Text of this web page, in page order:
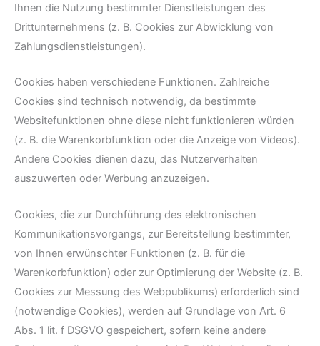
Ihnen die Nutzung bestimmter Dienstleistungen des
Drittunternehmens (z. B. Cookies zur Abwicklung von
Zahlungsdienstleistungen).
Cookies haben verschiedene Funktionen. Zahlreiche
Cookies sind technisch notwendig, da bestimmte
Websitefunktionen ohne diese nicht funktionieren würden
(z. B. die Warenkorbfunktion oder die Anzeige von Videos).
Andere Cookies dienen dazu, das Nutzerverhalten
auszuwerten oder Werbung anzuzeigen.
Cookies, die zur Durchführung des elektronischen
Kommunikationsvorgangs, zur Bereitstellung bestimmter,
von Ihnen erwünschter Funktionen (z. B. für die
Warenkorbfunktion) oder zur Optimierung der Website (z. B.
Cookies zur Messung des Webpublikums) erforderlich sind
(notwendige Cookies), werden auf Grundlage von Art. 6
Abs. 1 lit. f DSGVO gespeichert, sofern keine andere